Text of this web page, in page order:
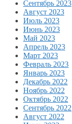
Сентябрь 2023
Август 2023
Июль 2023
Июнь 2023
Май 2023
Апрель 2023
Март 2023
Февраль 2023
Январь 2023
Декабрь 2022
Ноябрь 2022
Октябрь 2022
Сентябрь 2022
Август 2022